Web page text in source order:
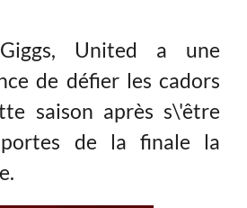
United a une
de défier les cadors
saison après s\'être
de la finale la